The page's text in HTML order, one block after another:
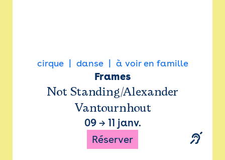
cirque danse à voir en famille
Frames
Not Standing/Alexander
Vantournhout
09→ 11 janv.
Réserver